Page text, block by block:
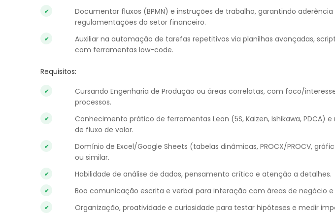
Documentar fluxos (BPMN) e instruções de trabalho, garantindo
regulamentações do setor financeiro.
Auxiliar na automação de tarefas repetitivas via planilhas avançadas,
com ferramentas low-code.
Requisitos:
Cursando Engenharia de Produção ou áreas correlatas, com foco/
processos.
Conhecimento prático de ferramentas Lean (5S, Kaizen, Ishikawa, PDCA)
de fluxo de valor.
Domínio de Excel/Google Sheets (tabelas dinâmicas, PROCX/PROCV,
ou similar.
Habilidade de análise de dados, pensamento crítico e atenção a detalhes.
Boa comunicação escrita e verbal para interação com áreas de negócio
Organização, proatividade e curiosidade para testar hipóteses e medir